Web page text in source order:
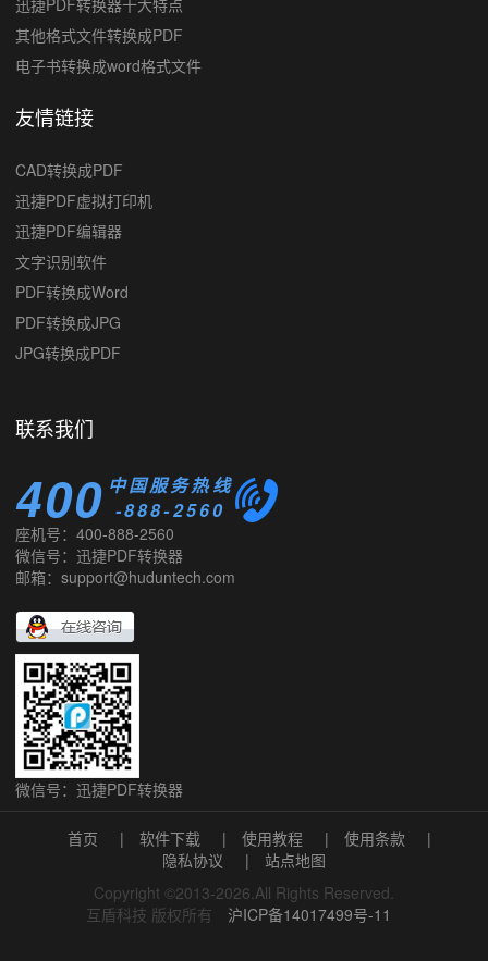
迅捷PDF转换器十大特点
其他格式文件转换成PDF
电子书转换成word格式文件
友情链接
CAD转换成PDF
迅捷PDF虚拟打印机
迅捷PDF编辑器
文字识别软件
PDF转换成Word
PDF转换成JPG
JPG转换成PDF
联系我们
400 -888-2560
中国服务热线
座机号：400-888-2560
微信号：迅捷PDF转换器
邮箱：support@huduntech.com
微信号：迅捷PDF转换器
首页 | 软件下载 | 使用教程 | 使用条款
|
隐私协议
|
站点地图
Copyright ©2013-2026.All Rights Reserved.
互盾科技 版权所有
沪ICP备14017499号-11